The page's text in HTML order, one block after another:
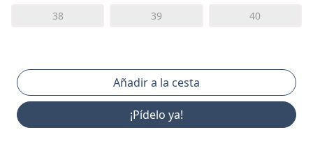
38 39 40
¡Pídelo ya!